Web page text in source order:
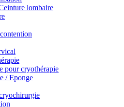
lombaire
pour cryothérapie
/ Eponge